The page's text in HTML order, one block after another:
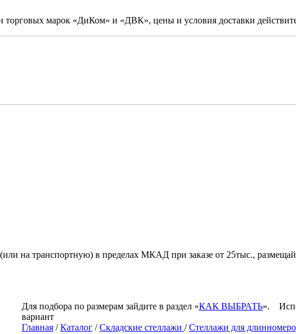
торговых марок «ДиКом» и «ДВК», цены и условия доставки
на транспортную) в пределах МКАД при заказе от 25тыс.,
Для подбора по размерам зайдите в раздел «КАК ВЫБРАТЬ».
вариант
Главная /Каталог /Складские стеллажи /Стеллажи для